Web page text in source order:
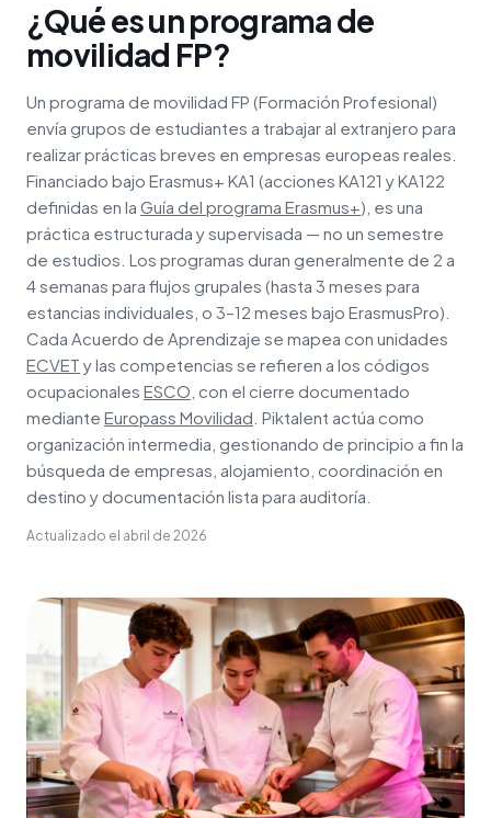
¿Qué es un programa de
movilidad FP?
Un programa de movilidad FP (Formación Profesional)
envía grupos de estudiantes a trabajar al extranjero para
realizar prácticas breves en empresas europeas reales.
Financiado bajo Erasmus+ KA1 (acciones KA121 y KA122
definidas en la Guía del programa Erasmus+), es una
práctica estructurada y supervisada — no un semestre
de estudios. Los programas duran generalmente de 2 a
4 semanas para flujos grupales (hasta 3 meses para
estancias individuales, o 3–12 meses bajo ErasmusPro).
Cada Acuerdo de Aprendizaje se mapea con unidades
ECVET y las competencias se refieren a los códigos
ocupacionales ESCO , con el cierre documentado
mediante Europass Movilidad . Piktalent actúa como
organización intermedia, gestionando de principio a fin la
búsqueda de empresas, alojamiento, coordinación en
destino y documentación lista para auditoría.
Actualizado el abril de 2026